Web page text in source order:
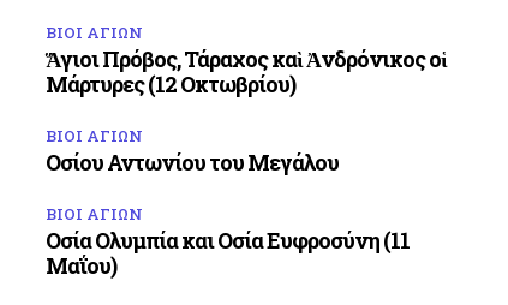
ΒΙΟΙ ΑΓΙΩΝ
Ἅγιοι Πρόβος, Τάραχος καὶ Ἀνδρόνικος οἱ
Μάρτυρες (12 Οκτωβρίου)
ΒΙΟΙ ΑΓΙΩΝ
Οσίου Αντωνίου του Μεγάλου
ΒΙΟΙ ΑΓΙΩΝ
Οσία Ολυμπία και Οσία Ευφροσύνη (11
Μαΐου)